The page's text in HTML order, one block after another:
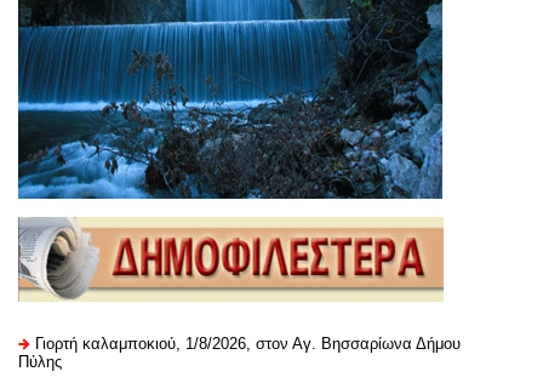
Γιορτή καλαμποκιού, 1/8/2026, στον Αγ. Βησσαρίωνα Δήμου
Πύλης